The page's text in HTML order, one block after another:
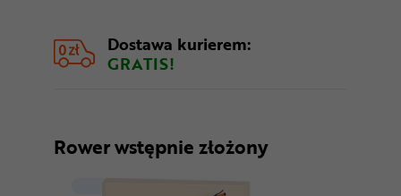
Dostawa kurierem:
GRATIS!
Rower wstępnie złożony